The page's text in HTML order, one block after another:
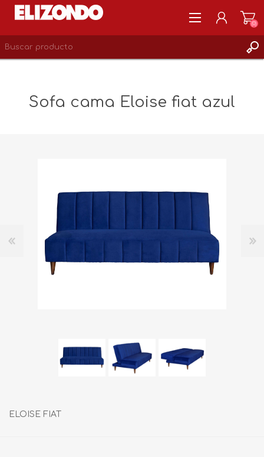
(0)
Sofa cama Eloise fiat azul
ELOISE FIAT